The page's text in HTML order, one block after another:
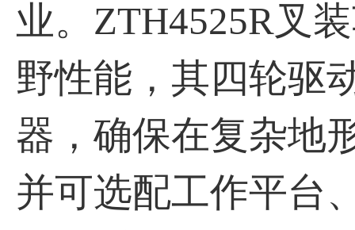
业。ZTH4525R叉
野性能，其四轮驱
器，确保在复杂地
并可选配工作平台